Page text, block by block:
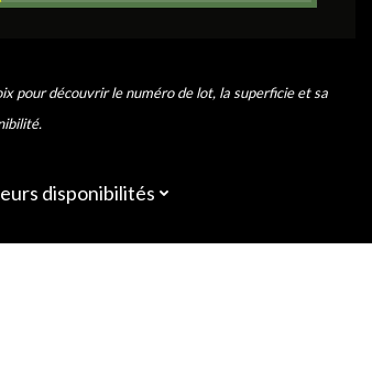
pour découvrir le numéro de lot, la superficie et sa
disponibilités